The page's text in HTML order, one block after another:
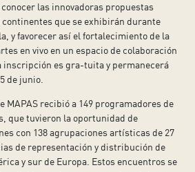
las innovadoras propuestas
que se exhibirán durante
y favorecer así el fortalecimiento de la
en vivo en un espacio de colaboración
inscripción es gra-tuita y permanecerá
de junio.
MAPAS recibió a 149 programadores de
que tuvieron la oportunidad de
con 138 agrupaciones artísticas de 27
de representación y distribución de
y sur de Europa. Estos encuentros se